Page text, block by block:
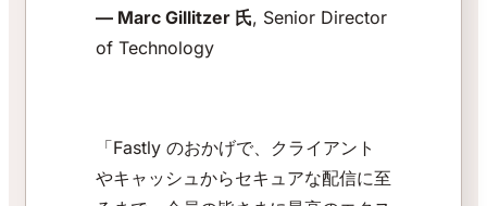
— Marc Gillitzer 氏, Senior Director
of Technology
「Fastly のおかげで、クライアント
やキャッシュからセキュアな配信に至